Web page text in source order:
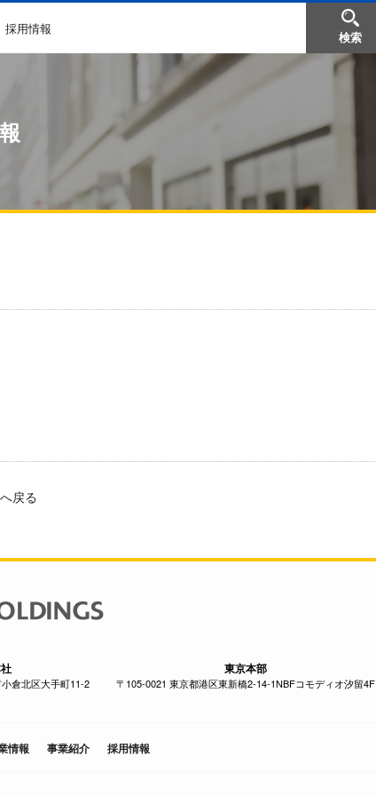
採用情報
検索
戻る
倉北区大手町11-2
東京本部
〒105-0021 東京都港区東新橋2-14-1NBFコモディオ汐留4F
情報 事業紹介 採用情報